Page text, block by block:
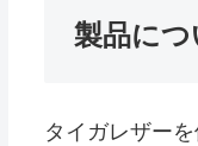
製品につ
タイガレザー